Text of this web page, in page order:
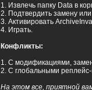
1. Извлечь папку Data в
2. Подтвердить замену
3. Активировать
4. Играть.
Конфликты:
1. С модификациями,
2. С глобальными
На этом все, приятной